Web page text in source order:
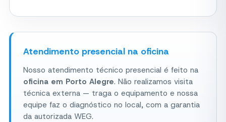
Atendimento presencial na oficina
Nosso atendimento técnico presencial é feito na
oficina em Porto Alegre. Não realizamos visita
técnica externa — traga o equipamento e nossa
equipe faz o diagnóstico no local, com a garantia
da autorizada WEG.